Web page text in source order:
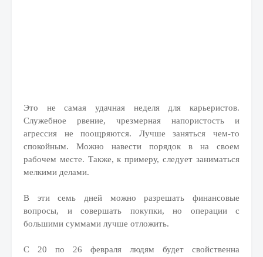
Это не самая удачная неделя для карьеристов.
Служебное рвение, чрезмерная напористость и
агрессия не поощряются. Лучше заняться чем-то
спокойным. Можно навести порядок в на своем
рабочем месте. Также, к примеру, следует заниматься
мелкими делами.
В эти семь дней можно разрешать финансовые
вопросы, и совершать покупки, но операции с
большими суммами лучше отложить.
С 20 по 26 февраля людям будет свойственна